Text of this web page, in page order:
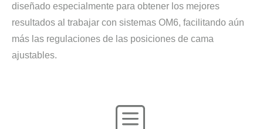
diseñado especialmente para obtener los mejores
resultados al trabajar con sistemas OM6, facilitando aún
más las regulaciones de las posiciones de cama
ajustables.